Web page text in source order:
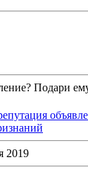
Подари
2019